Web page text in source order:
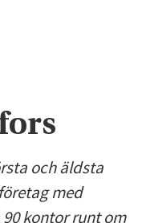
och äldsta
med
kontor runt om